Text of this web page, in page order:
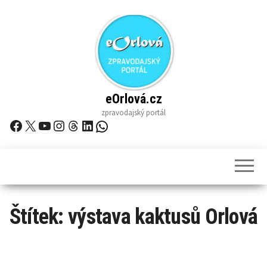
eOrlová.cz
zpravodajský portál
Facebook
X YouTube
Instagram
Threads
LinkedIn
WhatsApp
Štítek:výstava kaktusů Orlová